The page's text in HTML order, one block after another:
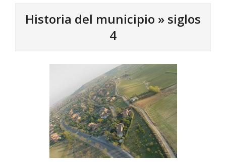
Historia del municipio » siglos
4